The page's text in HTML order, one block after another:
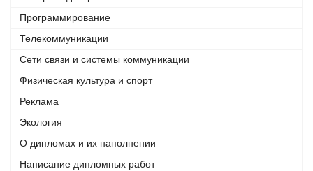
Программирование
Телекоммуникации
Сети связи и системы коммуникации
Физическая культура и спорт
Реклама
Экология
О дипломах и их наполнении
Написание дипломных работ